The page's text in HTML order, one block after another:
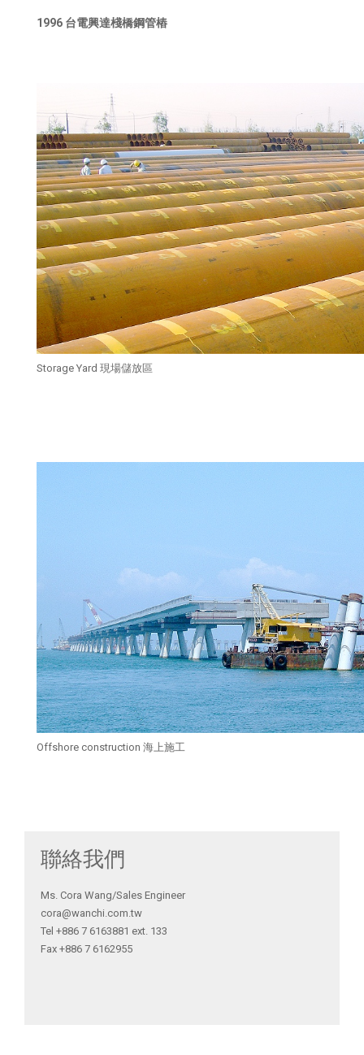
1996 台電興達棧橋鋼管樁
Storage Yard 現場儲放區
Offshore construction 海上施工
聯絡我們
Ms. Cora Wang/Sales Engineer
cora@wanchi.com.tw
Tel +886 7 6163881 ext. 133
Fax +886 7 6162955